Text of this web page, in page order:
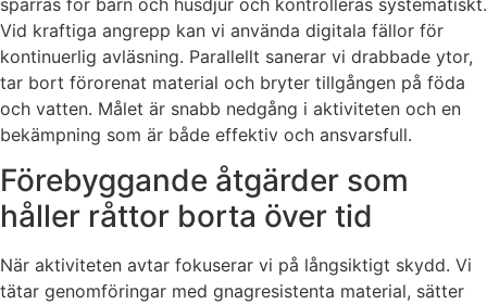
Vid kraftiga angrepp kan vi använda digitala fällor för
kontinuerlig avläsning. Parallellt sanerar vi drabbade ytor,
tar bort förorenat material och bryter tillgången på föda
och vatten. Målet är snabb nedgång i aktiviteten och en
bekämpning som är både effektiv och ansvarsfull.
Förebyggande åtgärder som
håller råttor borta över tid
När aktiviteten avtar fokuserar vi på långsiktigt skydd. Vi
tätar genomföringar med gnagresistenta material, sätter